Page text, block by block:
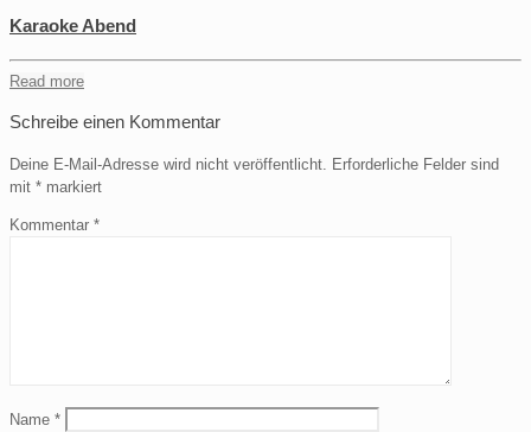
Karaoke Abend
Read more
Schreibe einen Kommentar
Deine E-Mail-Adresse wird nicht veröffentlicht.
Erforderliche Felder sind
mit * markiert
Kommentar *
Name *